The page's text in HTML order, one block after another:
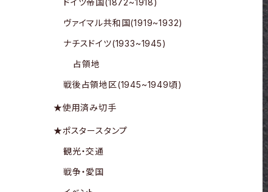
ドイツ帝国(1872~1918)
ヴァイマル共和国(1919~1932)
ナチスドイツ(1933~1945)
占領地
戦後占領地区(1945~1949頃)
★使用済み切手
★ポスタースタンプ
観光・交通
戦争・愛国